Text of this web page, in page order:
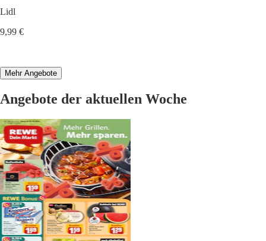
Lidl
9,99 €
Mehr Angebote
Angebote der aktuellen Woche